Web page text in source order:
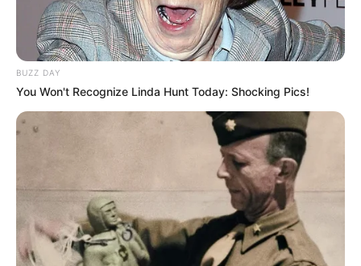
BUZZ DAY
You Won't Recognize Linda Hunt Today: Shocking Pics!